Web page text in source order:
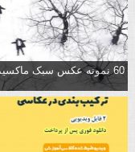
60 نمونه عکس سبک ماکسیمالیسم